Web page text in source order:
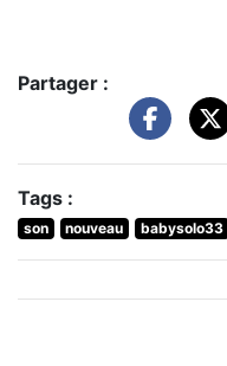
Partager :
Tags :
son nouveau babysolo33